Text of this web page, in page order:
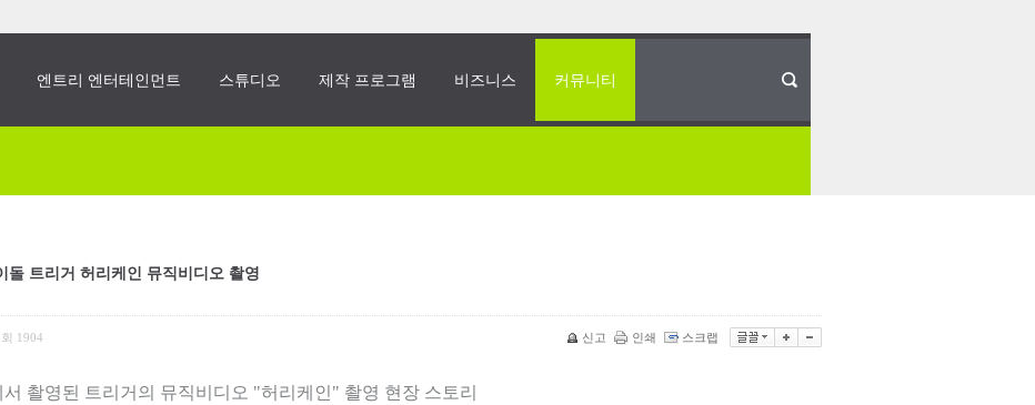
엔트리 엔터테인먼트 스튜디오 제작 프로그램 비즈니스 커뮤니티
돌 트리거 허리케인 뮤직비디오 촬영
1904 신고 인쇄 스크랩
촬영된 트리거의 뮤직비디오 "허리케인" 촬영 현장 스토리